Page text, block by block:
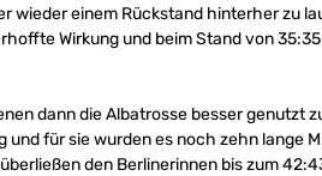
wieder einem Rückstand hinterher zu
Wirkung und beim Stand von
dann die Albatrosse besser genutzt
und für sie wurden es noch zehn lange
den Berlinerinnen bis zum